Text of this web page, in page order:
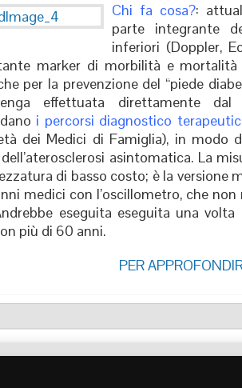
Chi fa cosa?:
parte integrante
inferiori (Doppler,
marker di morbilità e mortalità
per la prevenzione del “piede
effettuata direttamente dal
i percorsi diagnostico
dei Medici di Famiglia), in modo
asintomatica. La
di basso costo; è la versione
medici con l’oscillometro, che
eseguita eseguita una
più di 60 anni.
PER